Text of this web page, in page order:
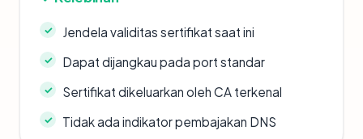
Jendela validitas sertifikat saat ini
Dapat dijangkau pada port standar
Sertifikat dikeluarkan oleh CA terkenal
Tidak ada indikator pembajakan DNS